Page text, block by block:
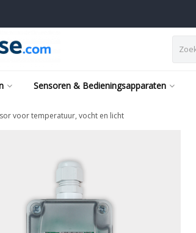
Sensoren & Bedieningsapparaten
voor temperatuur, vocht en licht